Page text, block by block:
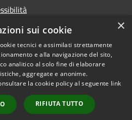
Copyright © 2026 • Comune di
Torre De' Passeri • Powered by
Municipium•
Accesso
redazione
×
sui cookie
tecnici e assimilati strettamente
e alla navigazione del sito,
analitico al solo fine di elaborare
aggregate e anonime.
la cookie policy al seguente link
RIFIUTA TUTTO